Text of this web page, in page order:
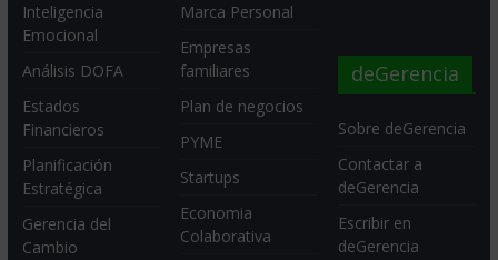
Inteligencia
Emocional
Análisis DOFA
Estados
Financieros
Planificación
Estratégica
Gerencia del
Cambio
Marca Personal
Empresas
familiares
Plan de negocios
PYME
Startups
Economia
Colaborativa
deGerencia
Sobre deGerencia
Contactar a
deGerencia
Escribir en
deGerencia